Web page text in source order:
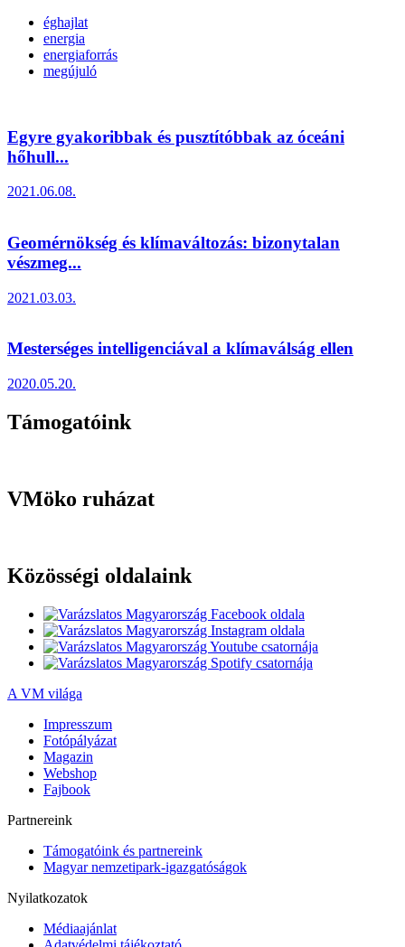
éghajlat
energia
energiaforrás
megújuló
Egyre gyakoribbak és pusztítóbbak az óceáni
hőhull...
2021.06.08.
Geomérnökség és klímaváltozás: bizonytalan
vészmeg...
2021.03.03.
Mesterséges intelligenciával a klímaválság ellen
2020.05.20.
Támogatóink
VMöko ruházat
Közösségi oldalaink
A VM világa
Impresszum
Fotópályázat
Magazin
Webshop
Fajbook
Partnereink
Támogatóink és partnereink
Magyar nemzetipark-igazgatóságok
Nyilatkozatok
Médiaajánlat